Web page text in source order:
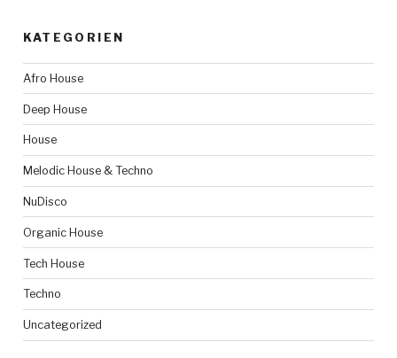
KATEGORIEN
Afro House
Deep House
House
Melodic House & Techno
NuDisco
Organic House
Tech House
Techno
Uncategorized